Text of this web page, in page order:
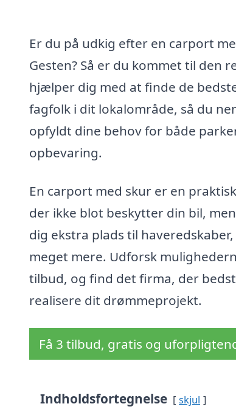
Er du på udkig efter en carport
Gesten? Så er du kommet til den
hjælper dig med at finde de
fagfolk i dit lokalområde, så du
opfyldt dine behov for både
opbevaring.
En carport med skur er en
der ikke blot beskytter din bil,
dig ekstra plads til
meget mere. Udforsk
tilbud, og find det firma, der
realisere dit drømmeprojekt.
Få 3 tilbud, gratis og
Indholdsfortegnelse skjul